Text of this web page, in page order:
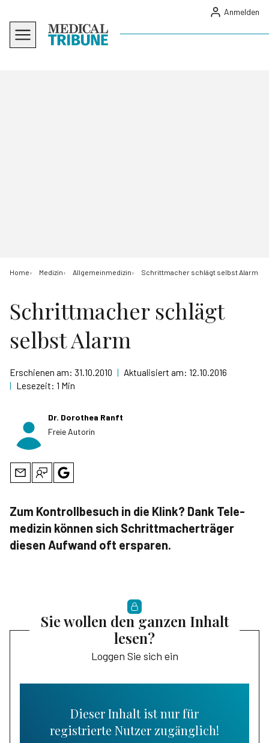
Anmelden
Home Medizin Allgemeinmedizin Schrittmacher schlägt selbst Alarm
Schrittmacher schlägt
selbst Alarm
Erschienen am: 31.10.2010 | Aktualisiert am: 12.10.2016
| Lesezeit: 1 Min
Dr. Dorothea Ranft
Freie Autorin
Zum Kontrollbesuch in die Klink? Dank Tele­
medizin können sich Schrittmacherträger
diesen Aufwand oft ersparen.
Sie wollen den ganzen Inhalt
lesen?
Loggen Sie sich ein
Dieser Inhalt ist nur für
registrierte Nutzer zugänglich!